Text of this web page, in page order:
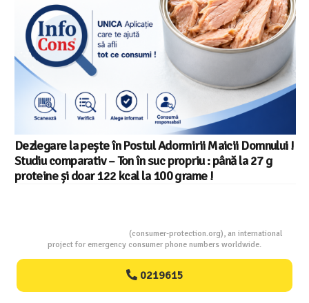
Salariul minim in Europa in 2026 – Romania pe locul 20
din 22 in UE
(consumer-protection.org), an international
project for emergency consumer phone numbers worldwide.
0219615